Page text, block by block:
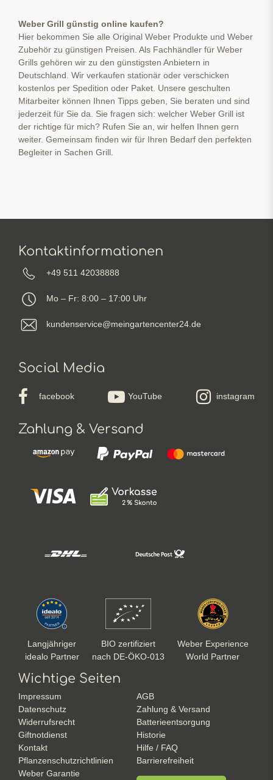
Weber Grill günstig online kaufen?
Hier bekommen Sie alle Original Weber Produkte und Weber
Zubehör zu günstigen Preisen. Als Fachhändler für Weber
Grills gehören wir zu den günstigsten Anbietern in
Deutschland. Wir verkaufen stationär oder verschicken
kostenlos per Spedition oder Paket. Unsere geschulten
Mitarbeiter können Ihnen Tipps geben, Sie beraten und sind
jederzeit für Sie da. Sie fragen sich: welcher Weber Grill ist
der richtige für mich? Rufen Sie an, wir helfen Ihnen gern
weiter. Gemeinsam finden wir für Ihren Bedarf den perfekten
Begleiter in Sachen Grill.
Kontaktinformationen
+49 511 42038888
Mo – Fr: 8:00 – 17:00 Uhr
kundenservice@meingartencenter24.de
Social Media
facebook YouTube instagram
Zahlung & Versand
Langjähriger
idealo Partner
BIO zertifiziert
nach DE-ÖKO-013
Weber Experience
World Partner
Wichtige Seiten
Impressum
AGB
Datenschutz
Zahlung & Versand
Widerrufsrecht
Batterieentsorgung
Giftnotdienst
Historie
Kontakt
Hilfe / FAQ
Pflanzenschutzrichtlinien
Barrierefreiheit
Weber Garantie